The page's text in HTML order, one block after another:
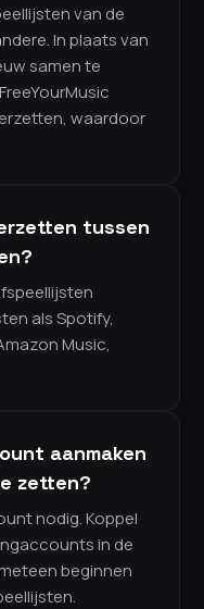
van de
In plaats van
samen te
waardoor
tussen
als Spotify,
Music,
aanmaken
zetten?
nodig. Koppel
in de
beginnen